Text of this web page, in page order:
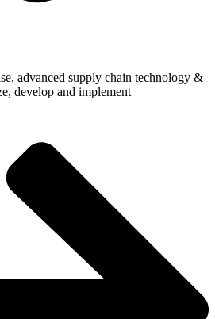
advanced supply chain technology &
develop and implement